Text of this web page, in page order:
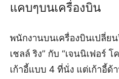
แคบๆบนเครื่องบิน
พนักงานบนเครื่องบินเปลี่ย
เชลล์ ริง” กับ “เจนนิเฟอร์
เก้าอี้แบบ 4 ที่นั่ง แต่เก้าอี้ด้